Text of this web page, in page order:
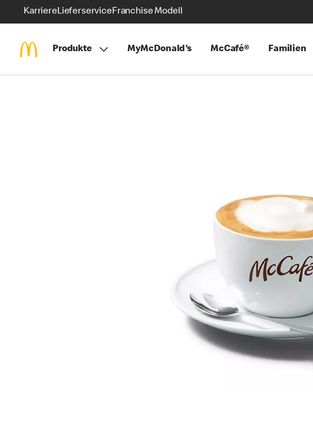
KarriereLieferserviceFranchise Modell
Produkte MyMcDonald’s McCafé® Familien